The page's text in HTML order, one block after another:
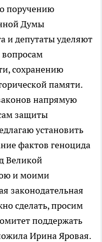
поручению
Думы
и депутаты уделяют
вопросам
сохранению
памяти.
напрямую
защиты
установить
фактов геноцида
Великой
и моими
законодательная
сделать, просим
поддержать
Ирина Яровая.